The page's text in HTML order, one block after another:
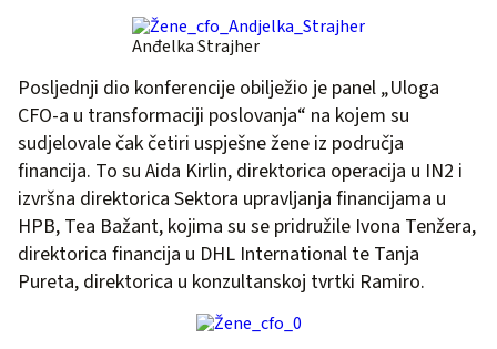
Anđelka Strajher
Posljednji dio konferencije obilježio je panel „Uloga
CFO-a u transformaciji poslovanja“ na kojem su
sudjelovale čak četiri uspješne žene iz područja
financija. To su Aida Kirlin, direktorica operacija u IN2 i
izvršna direktorica Sektora upravljanja financijama u
HPB, Tea Bažant, kojima su se pridružile Ivona Tenžera,
direktorica financija u DHL International te Tanja
Pureta, direktorica u konzultanskoj tvrtki Ramiro.